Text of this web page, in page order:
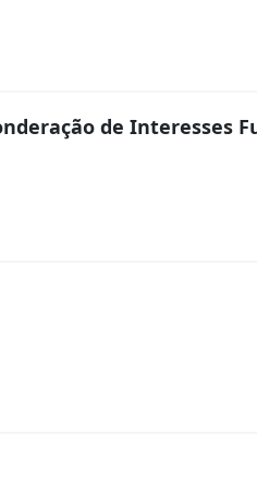
de Interesses